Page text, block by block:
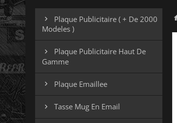

Plaque Publicitaire ( + De 2000
Modeles )

Plaque Publicitaire Haut De
Gamme
 Plaque Emaillee
 Tasse Mug En Email